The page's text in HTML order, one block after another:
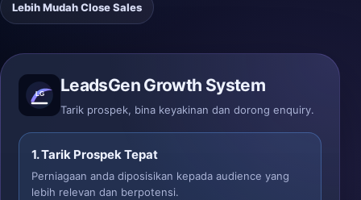
Lebih Mudah Close Sales
LeadsGen Growth System
Tarik prospek, bina keyakinan dan dorong enquiry.
1. Tarik Prospek Tepat
Perniagaan anda diposisikan kepada audience yang
lebih relevan dan berpotensi.